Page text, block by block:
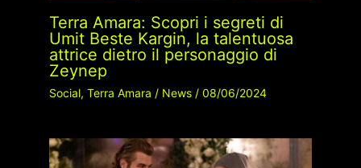
Terra Amara: Scopri i segreti di
Umit Beste Kargin, la talentuosa
attrice dietro il personaggio di
Zeynep
Social, Terra Amara / News/ 08/06/2024